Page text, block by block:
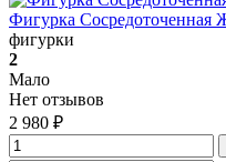
Фигурка Сосредоточенная
фигурки
2
Мало
Нет отзывов
2 980 ₽